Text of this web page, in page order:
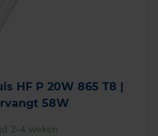
HF P 20W 865 T8 |
58W
2-4 weken